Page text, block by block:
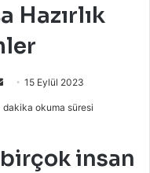
Hazırlık
Bir
15 Eylül 2023
dakika okuma süresi
insan